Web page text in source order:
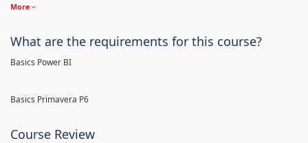
More
What are the requirements for this course?
Basics Power BI
Basics Primavera P6
Course Review